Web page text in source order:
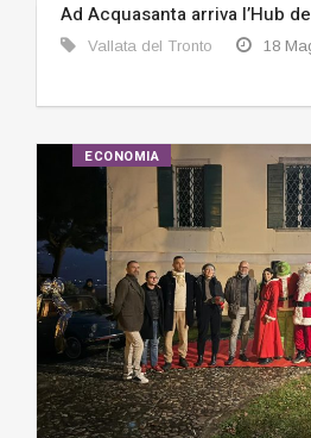
Ad Acquasanta arriva l’Hub
Vallata del Tronto 18
ECONOMIA